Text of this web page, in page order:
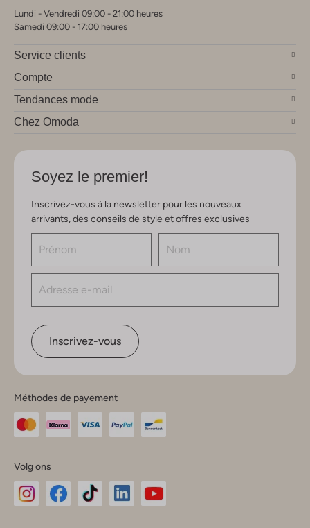
Lundi - Vendredi 09:00 - 21:00 heures
Samedi 09:00 - 17:00 heures
Service clients
Compte
Tendances mode
Chez Omoda
Soyez le premier!
Inscrivez-vous à la newsletter pour les nouveaux
arrivants, des conseils de style et offres exclusives
Inscrivez-vous
Méthodes de payement
Volg ons